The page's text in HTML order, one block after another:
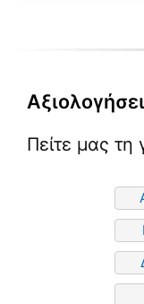
Πείτε μας τη